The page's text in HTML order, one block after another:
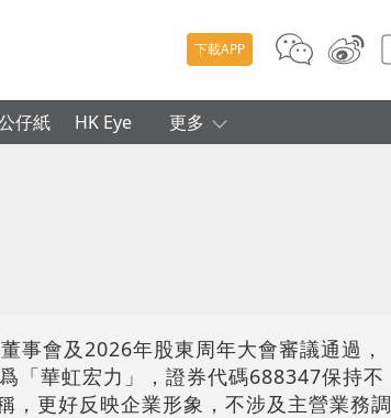
下載APP
仔紙 HK Eye 更多
事會及2026年股東周年大會審議通過，
「華虹宏力」，證券代碼688347保持不
，更好反映企業形象，不涉及主營業務調